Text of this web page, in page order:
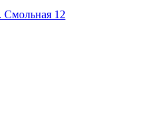
Смольная 12